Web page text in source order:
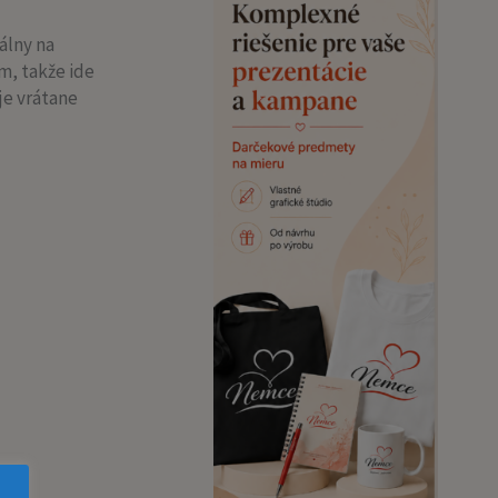
na
takže ide
vrátane